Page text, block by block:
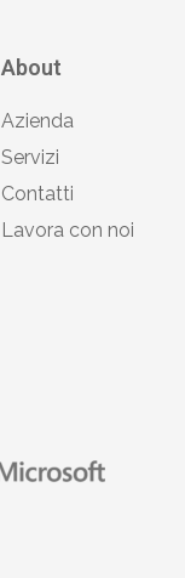
About
Azienda
Servizi
Contatti
Lavora con noi